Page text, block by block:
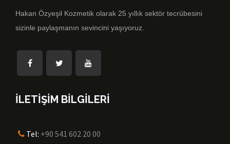
Hakan Özyeşil Kozmetik olarak 25 yıllık sektör tecrübesini
sizinle paylaşmanın sevincini yaşıyoruz.
İLETİŞİM BİLGİLERİ
Tel: +90 541 602 20 00